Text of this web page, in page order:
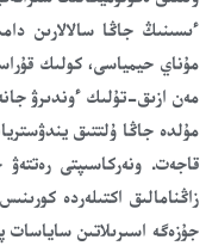
ءىسىنىڭ جاڭا سالالارىن
مۇناي حيمياسى، كولىك
مەن ازىق-تۇلىك ءوندىرۋ
مۇلدە جاڭا ۇلتتىق
قاجەت. ونەركاسىپتى
زاڭنامالىق اكتىلەردە
جۇزەگە اسىرىلاتىن ساياسات